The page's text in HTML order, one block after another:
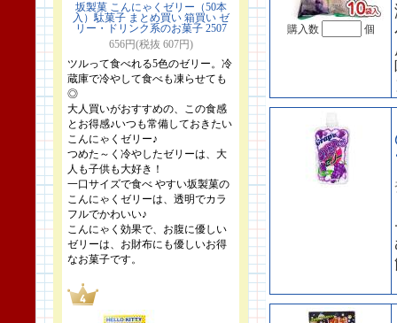
坂製菓 こんにゃくゼリー（50本
入）駄菓子 まとめ買い 箱買い ゼ
リー・ドリンク系のお菓子 2507
656円(税抜 607円)
ツルって食べれる5色のゼリー。冷
蔵庫で冷やして食べも凍らせても
◎
大人買いがおすすめの、この食感
とお得感♪いつも常備しておきたい
こんにゃくゼリー♪
つめた～く冷やしたゼリーは、大
人も子供も大好き！
一口サイズで食べ やすい坂製菓の
こんにゃくゼリーは、透明でカラ
フルでかわいい♪
こんにゃく効果で、お腹に優しい
ゼリーは、お財布にも優しいお得
なお菓子です。
購入数 個